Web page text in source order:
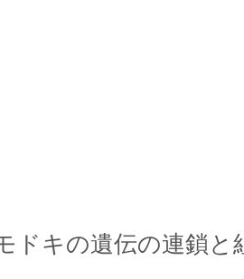
ドキの遺伝の連鎖と